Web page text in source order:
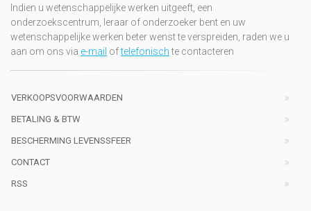
Indien u wetenschappelijke werken uitgeeft, een
onderzoekscentrum, leraar of onderzoeker bent en uw
wetenschappelijke werken beter wenst te verspreiden, raden we u
aan om ons via e-mail oftelefonischte contacteren
VERKOOPSVOORWAARDEN
BETALING & BTW
BESCHERMING LEVENSSFEER
CONTACT
RSS